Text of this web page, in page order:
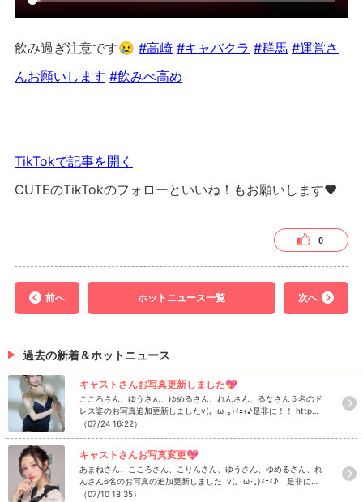
飲み過ぎ注意です😢 #高崎 #キャバクラ #群馬 #運営さ
んお願いします #飲みべ高め
TikTokで記事を開く
CUTEのTikTokのフォローといいね！もお願いします❤
0
前へ ホットニュース一覧 次へ
過去の新着＆ホットニュース
キャストさんお写真更新しました💖
こころさん、ゆうさん、ゆめるさん、れんさん、るなさん５名のド
レス姿のお写真追加更新しましたv(｡･ω･｡)ｨｪｨ♪是非に！！ http
s://www.caba2.net/gunma/takasaki/takasaki/takasaki_cute/ca
（07/24 16:22）
キャストさんお写真変更💖
あまねさん、こころさん、こりんさん、ゆうさん、ゆめるさん、れ
んさん6名のお写真の追加更新しました v(｡･ω･｡)ｨｪｨ♪ 是非にチ
ェック！ https://www.caba2.net/gunma/takasaki/takasaki/tak
（07/10 18:35）